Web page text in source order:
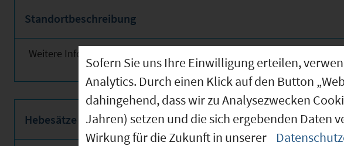
Standortbeschreibung
Weitere Informationen finden Sie obenstehend!
Hebesätze
Sofern Sie uns Ihre Einwilligung erteilen,
Analytics. Durch einen Klick auf den Button
dahingehend, dass wir zu Analysezwecken
Jahren) setzen und die sich ergebenden Daten
Wirkung für die Zukunft in unserer